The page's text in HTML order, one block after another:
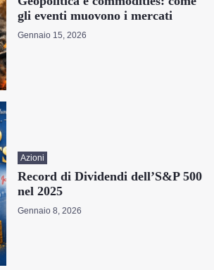
gli eventi muovono i mercati
Gennaio 15, 2026
Azioni
Record di Dividendi dell’S&P 500
nel 2025
Gennaio 8, 2026